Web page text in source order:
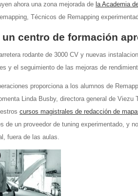
ahora una zona mejorada de la Academia
Técnicos de Remapping
centro de formación
rodante de 3000 CV y nuevas
y el seguimiento de las mejoras de
proporciona a los alumnos de
Linda Busby, directora general de
cursos magistrales de redacción de
de un proveedor de tuning experimentado, y
fuera de las aulas.